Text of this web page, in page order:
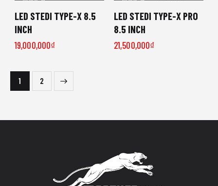
LED STEDI TYPE-X 8.5
INCH
19,000,000₫
LED STEDI TYPE-X PRO
8.5 INCH
21,500,000₫
1 2
→